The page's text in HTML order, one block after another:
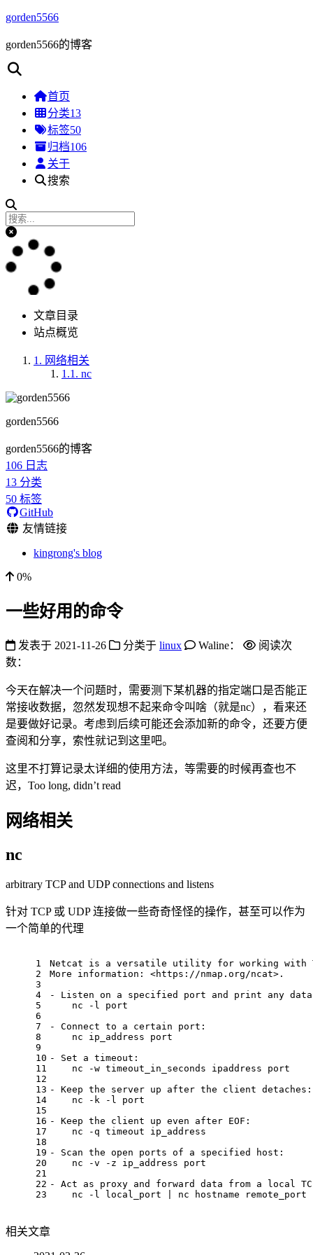
gorden5566
gorden5566的博客
首页
分类13
标签50
归档106
关于
搜索
文章目录
站点概览
1. 网络相关
1.1. nc
gorden5566
gorden5566的博客
106 日志
13 分类
50 标签
GitHub
友情链接
kingrong's blog
0%
一些好用的命令
发表于 2021-11-26 分类于 linux Waline：
阅读次
数：
今天在解决一个问题时，需要测下某机器的指定端口是否能正
常接收数据，忽然发现想不起来命令叫啥（就是nc），看来还
是要做好记录。考虑到后续可能还会添加新的命令，还要方便
查阅和分享，索性就记到这里吧。
这里不打算记录太详细的使用方法，等需要的时候再查也不
迟，Too long, didn’t read
网络相关
nc
arbitrary TCP and UDP connections and listens
针对 TCP 或 UDP 连接做一些奇奇怪怪的操作，甚至可以作为
一个简单的代理
1
2
3
4
5
6
7
8
9
10
11
12
13
14
15
16
17
18
19
20
21
22
23
Netcat is a versatile utility for working with
More information: <https://nmap.org/ncat>.
- Listen on a specified port and print any
    nc -l port
- Connect to a certain port:
    nc ip_address port
- Set a timeout:
    nc -w timeout_in_seconds ipaddress port
- Keep the server up after the client detaches:
    nc -k -l port
- Keep the client up even after EOF:
    nc -q timeout ip_address
- Scan the open ports of a specified host:
    nc -v -z ip_address port
- Act as proxy and forward data from a local
    nc -l local_port | nc hostname remote_port
相关文章